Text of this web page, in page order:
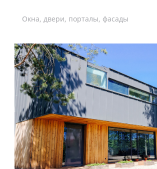
Окна, двери, порталы, фасады